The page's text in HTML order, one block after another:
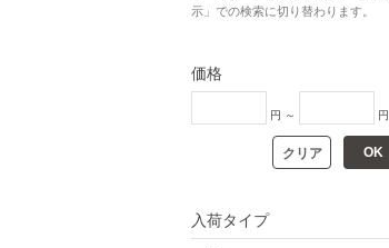
示」での検索に切り替わります。
価格
円 ～ 円
クリア OK
入荷タイプ